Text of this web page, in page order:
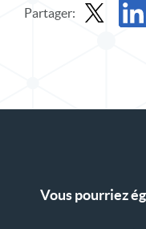
Partager:
Vous pourriez